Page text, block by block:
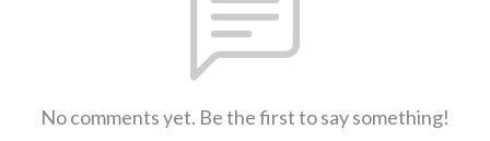
No comments yet. Be the first to say something!